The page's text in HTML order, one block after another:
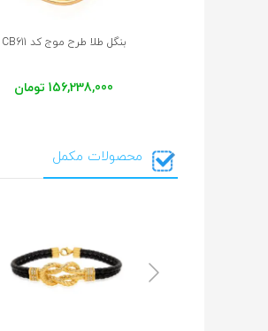
بنگل طلا طرح موج کد CB611
156,238,000 تومان
محصولات مکمل